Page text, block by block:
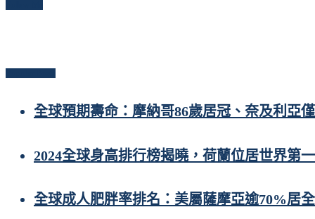
全球預期壽命：摩納哥86歲居冠、奈及利亞
2024全球身高排行榜揭曉，荷蘭位居世界第一
全球成人肥胖率排名：美屬薩摩亞逾70%居